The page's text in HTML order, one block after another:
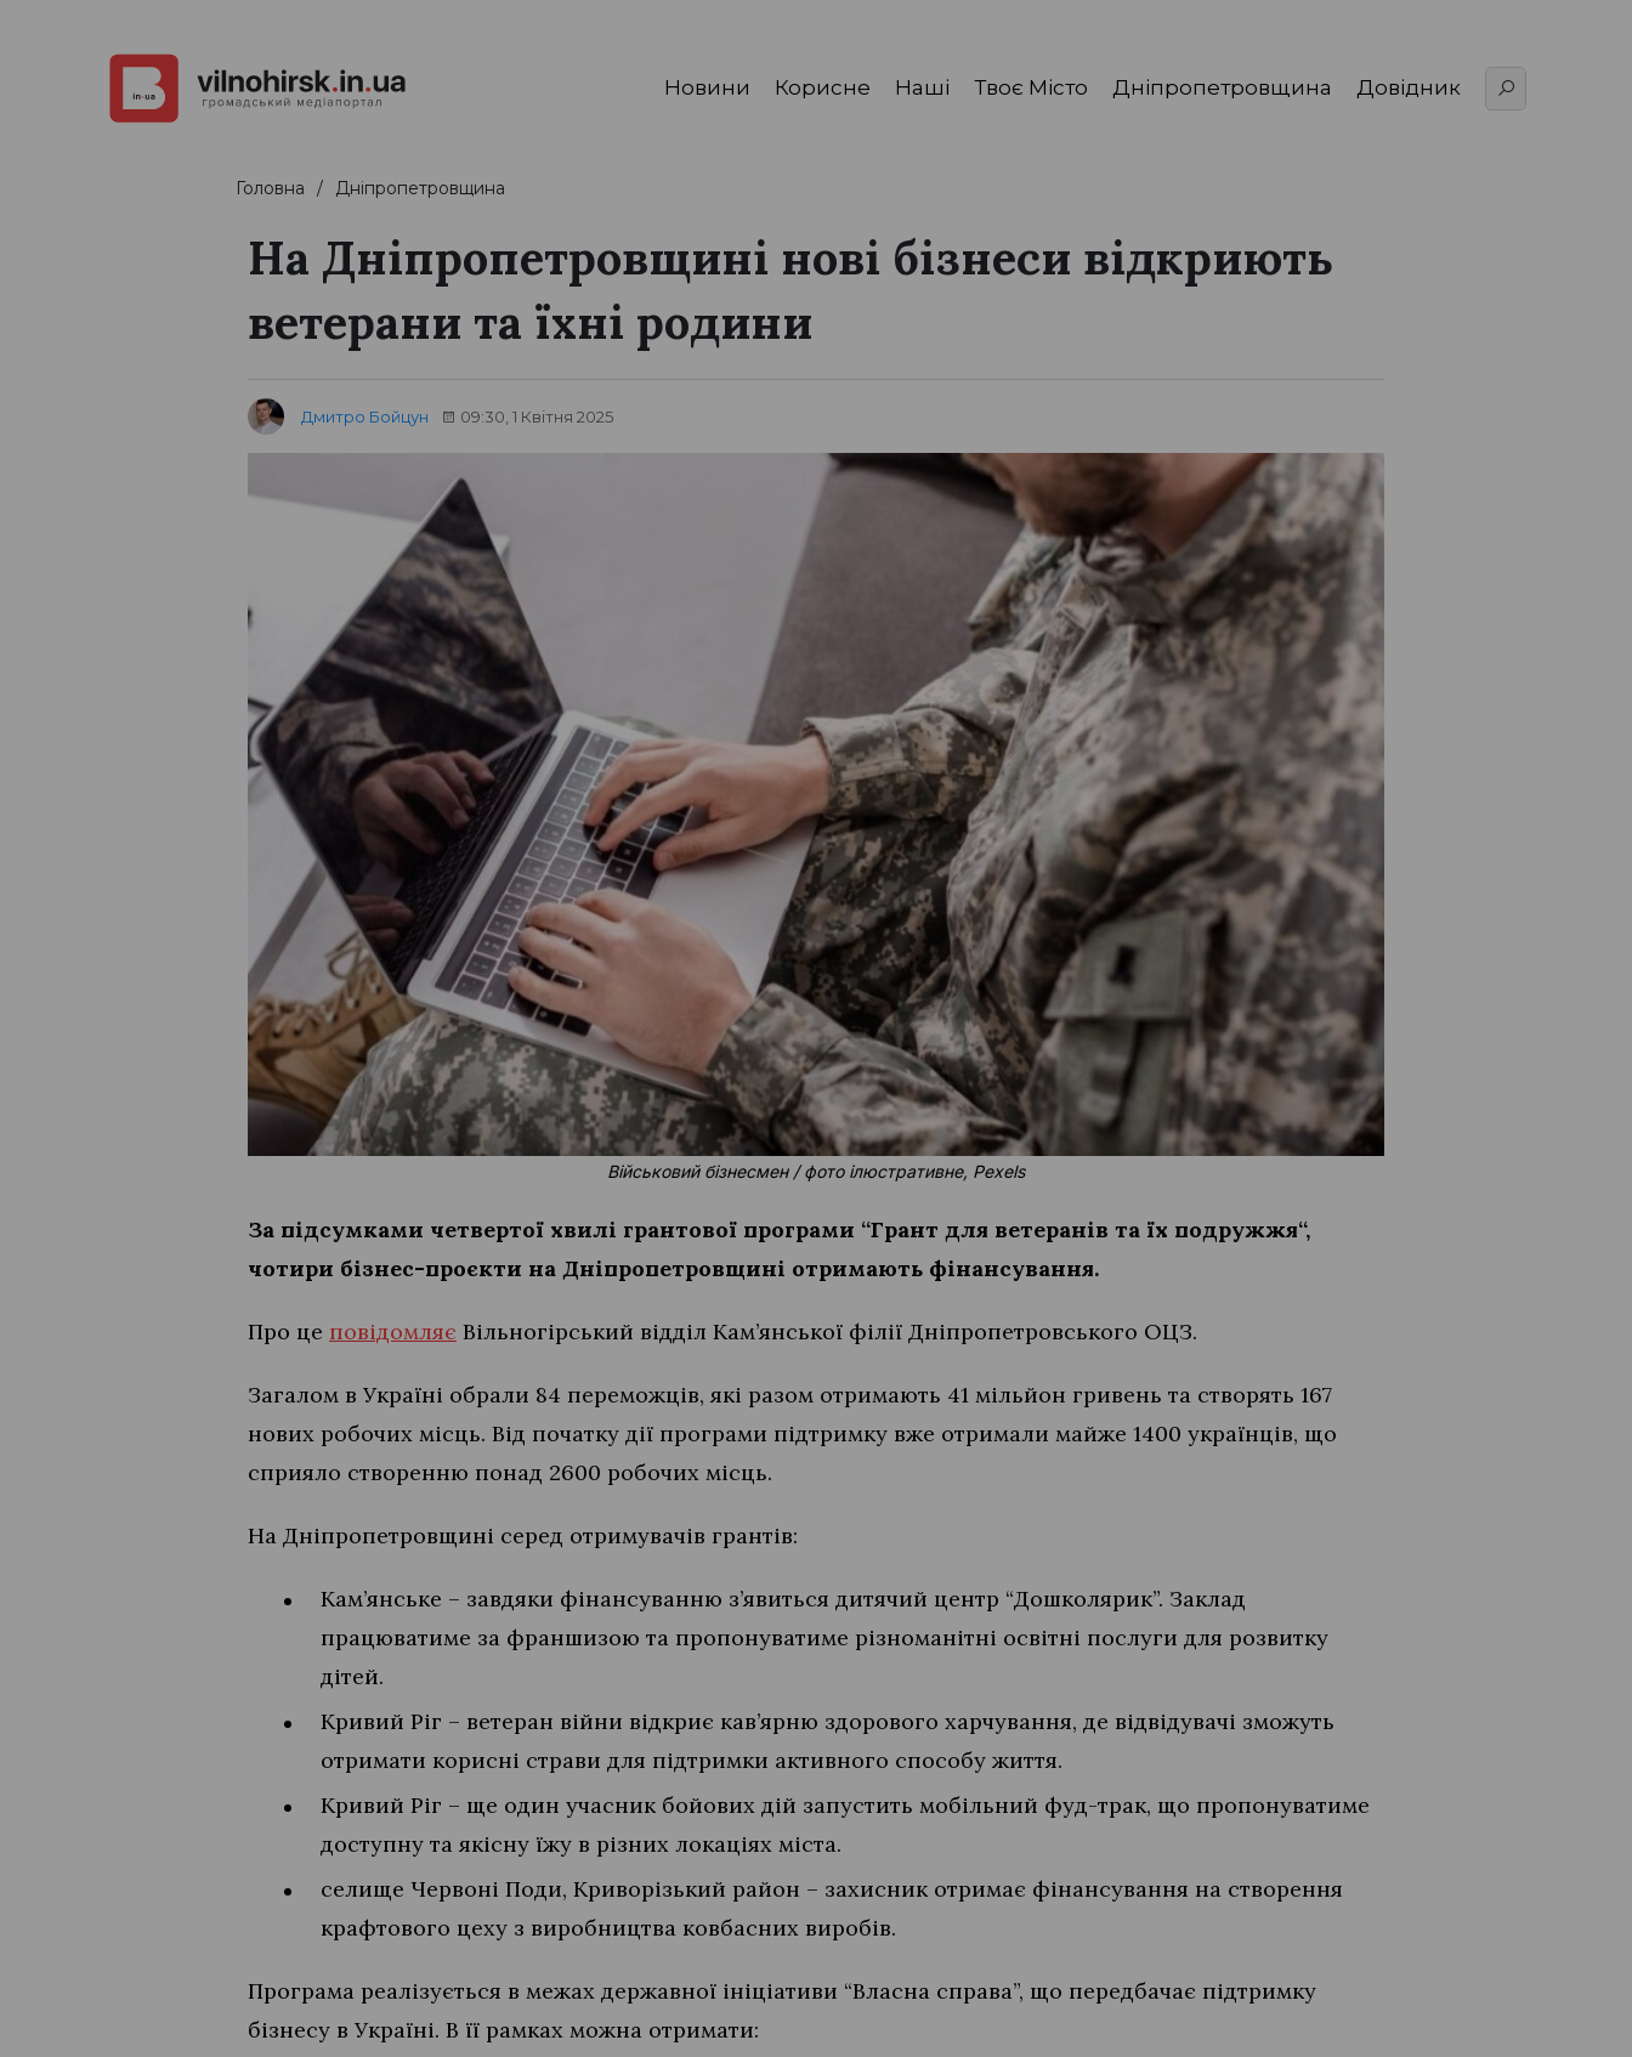
Новини Корисне Наші Твоє Місто Дніпропетровщина Довідник
Головна Дніпропетровщина
На Дніпропетровщині нові бізнеси відкриють
ветерани та їхні родини
Дмитро Бойцун 09:30, 1 Квітня 2025
Військовий бізнесмен / фото ілюстративне, Pexels
За підсумками четвертої хвилі грантової програми “Грант для ветеранів та їх подружжя“,
чотири бізнес-проєкти на Дніпропетровщині отримають фінансування.
Про це повідомляє Вільногірський відділ Кам’янської філії Дніпропетровського ОЦЗ.
Загалом в Україні обрали 84 переможців, які разом отримають 41 мільйон гривень та створять 167
нових робочих місць. Від початку дії програми підтримку вже отримали майже 1400 українців, що
сприяло створенню понад 2600 робочих місць.
На Дніпропетровщині серед отримувачів грантів:
Кам’янське – завдяки фінансуванню з’явиться дитячий центр “Дошколярик”. Заклад
працюватиме за франшизою та пропонуватиме різноманітні освітні послуги для розвитку
дітей.
Кривий Ріг – ветеран війни відкриє кав’ярню здорового харчування, де відвідувачі зможуть
отримати корисні страви для підтримки активного способу життя.
Кривий Ріг – ще один учасник бойових дій запустить мобільний фуд-трак, що пропонуватиме
доступну та якісну їжу в різних локаціях міста.
селище Червоні Поди, Криворізький район – захисник отримає фінансування на створення
крафтового цеху з виробництва ковбасних виробів.
Програма реалізується в межах державної ініціативи “Власна справа”, що передбачає підтримку
бізнесу в Україні. В її рамках можна отримати: